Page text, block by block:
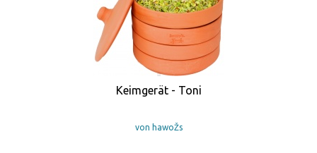
Keimgerät - Toni
von hawoŽs